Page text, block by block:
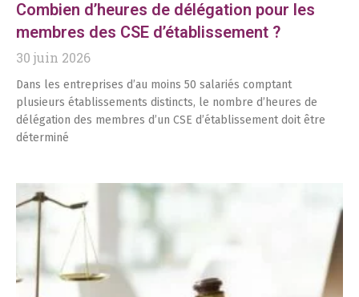
Combien d’heures de délégation pour les
membres des CSE d’établissement ?
30 juin 2026
Dans les entreprises d’au moins 50 salariés comptant
plusieurs établissements distincts, le nombre d’heures de
délégation des membres d’un CSE d’établissement doit être
déterminé